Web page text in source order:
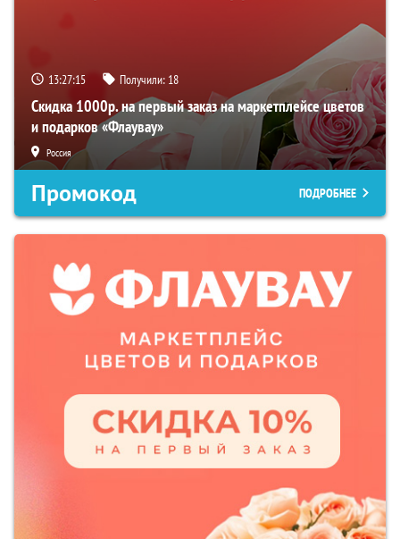
13:27:14 Получили: 18
Скидка 1000р. на первый заказ на маркетплейсе цветов
и подарков «Флаувау»
Россия
Промокод ПОДРОБНЕЕ